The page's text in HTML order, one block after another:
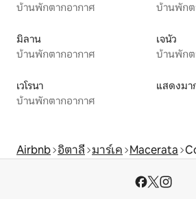
บ้านพักตากอากาศ
บ้านพักต
มิลาน
บ้านพักตากอากาศ
เจนัว
บ้านพักต
เวโรนา
บ้านพักตากอากาศ
แสดงมา
Airbnb อิตาลี มาร์เค Macerata